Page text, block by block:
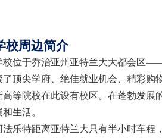
校周边简介
校位于乔治亚州亚特兰大大都会区——
了顶尖学府、绝佳就业机会、精彩购
高等院校在此设有校区。在蓬勃发展
和生活。
法乐特距离亚特兰大只有半小时车程